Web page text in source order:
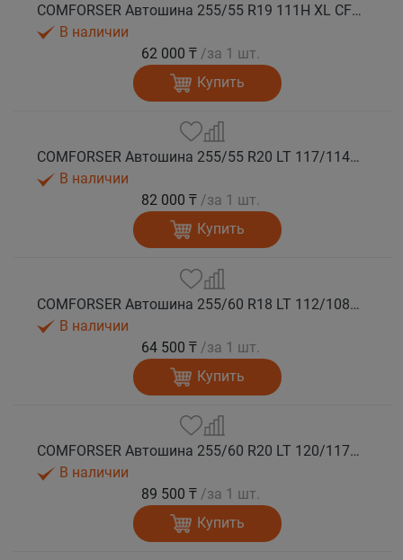
COMFORSER Автошина 255/55 R19 111H XL CF1100 RWL лето
В наличии
62 000 ₸ /за 1 шт.
Купить
COMFORSER Автошина 255/55 R20 LT 117/114S CF1100 RWL 10PR лето
В наличии
82 000 ₸ /за 1 шт.
Купить
COMFORSER Автошина 255/60 R18 LT 112/108S CF1100 RWL лето
В наличии
64 500 ₸ /за 1 шт.
Купить
COMFORSER Автошина 255/60 R20 LT 120/117S CF1100 10PR RWL лето
В наличии
89 500 ₸ /за 1 шт.
Купить